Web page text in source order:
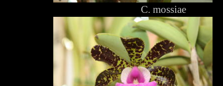
C. mossiae